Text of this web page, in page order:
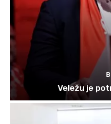
Veležu je